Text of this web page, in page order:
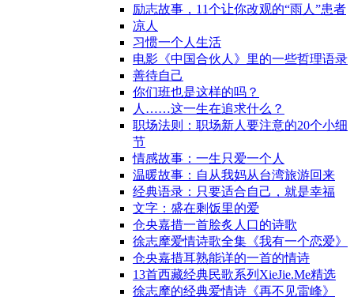
励志故事，11个让你改观的“雨人”患者
凉人
习惯一个人生活
电影《中国合伙人》里的一些哲理语录
善待自己
你们班也是这样的吗？
人……这一生在追求什么？
职场法则：职场新人要注意的20个小细
节
情感故事：一生只爱一个人
温暖故事：自从我妈从台湾旅游回来
经典语录：只要适合自己，就是幸福
文字：盛在剩饭里的爱
仓央嘉措一首脍炙人口的诗歌
徐志摩爱情诗歌全集《我有一个恋爱》
仓央嘉措耳熟能详的一首的情诗
13首西藏经典民歌系列XieJie.Me精选
徐志摩的经典爱情诗《再不见雷峰》